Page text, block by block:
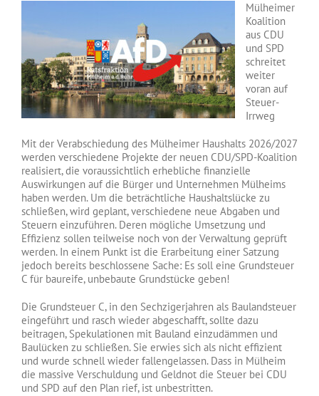
Mülheimer
Koalition
aus CDU
und SPD
schreitet
weiter
voran auf
Steuer-
Irrweg
Mit der Verabschiedung des Mülheimer Haushalts 2026/2027
werden verschiedene Projekte der neuen CDU/SPD-Koalition
realisiert, die voraussichtlich erhebliche finanzielle
Auswirkungen auf die Bürger und Unternehmen Mülheims
haben werden. Um die beträchtliche Haushaltslücke zu
schließen, wird geplant, verschiedene neue Abgaben und
Steuern einzuführen. Deren mögliche Umsetzung und
Effizienz sollen teilweise noch von der Verwaltung geprüft
werden. In einem Punkt ist die Erarbeitung einer Satzung
jedoch bereits beschlossene Sache: Es soll eine Grundsteuer
C für baureife, unbebaute Grundstücke geben!
Die Grundsteuer C, in den Sechzigerjahren als Baulandsteuer
eingeführt und rasch wieder abgeschafft, sollte dazu
beitragen, Spekulationen mit Bauland einzudämmen und
Baulücken zu schließen. Sie erwies sich als nicht effizient
und wurde schnell wieder fallengelassen. Dass in Mülheim
die massive Verschuldung und Geldnot die Steuer bei CDU
und SPD auf den Plan rief, ist unbestritten.